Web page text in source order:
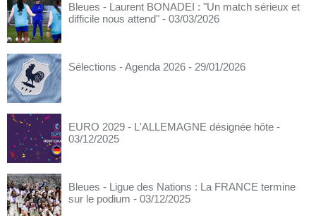
Bleues - Laurent BONADEI : "Un match sérieux et
difficile nous attend" - 03/03/2026
Sélections - Agenda 2026 - 29/01/2026
EURO 2029 - L'ALLEMAGNE désignée hôte -
03/12/2025
Bleues - Ligue des Nations : La FRANCE termine
sur le podium - 03/12/2025